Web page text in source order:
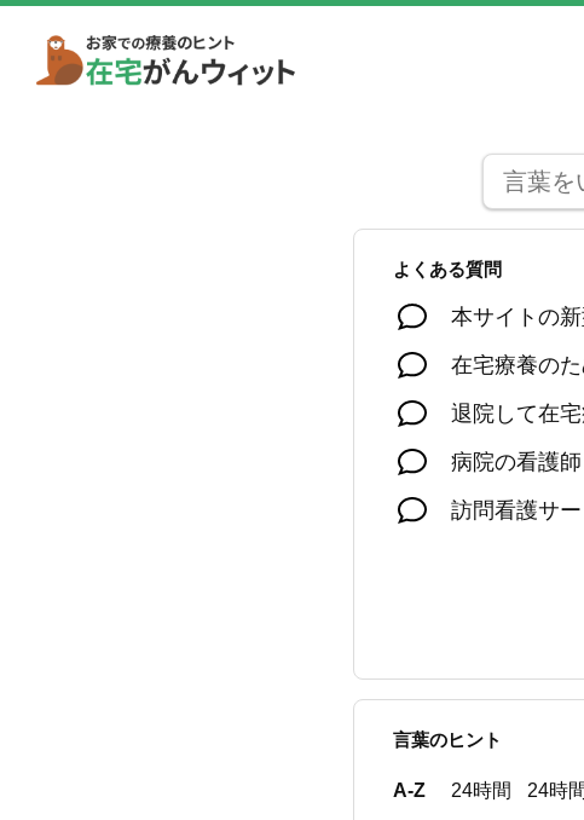
よくある質問
本サイトの
在宅療養の
退院して在
病院の看護
訪問看護サ
言葉のヒント
A-Z 24時間 24時